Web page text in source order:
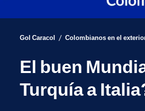
Gol Caracol / Colombianos en el
El buen
Turquía a